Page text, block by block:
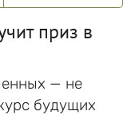
приз в
— не
будущих